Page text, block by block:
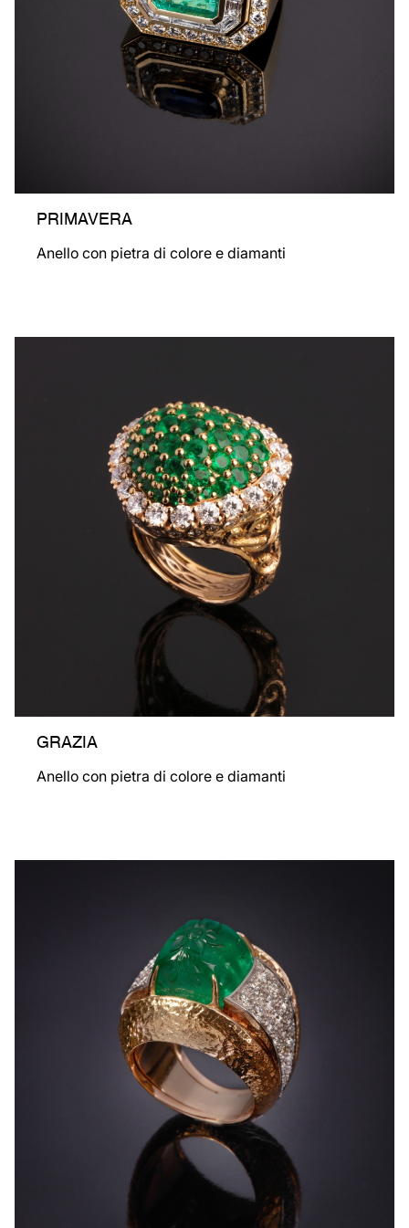
PRIMAVERA
Anello con pietra di colore e diamanti
GRAZIA
Anello con pietra di colore e diamanti